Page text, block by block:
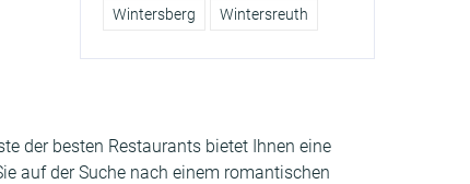
Wintersberg Wintersreuth
der besten Restaurants bietet Ihnen eine
auf der Suche nach einem romantischen